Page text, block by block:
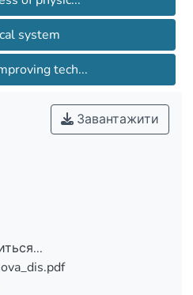
principles, forms, means,
revealed.
system
tech...
Завантажити